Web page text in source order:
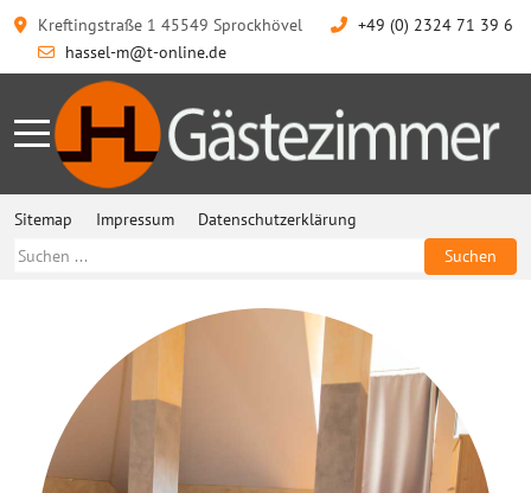
Kreftingstraße 1 45549 Sprockhövel
+49 (0) 2324 71 39 6
hassel-m@t-online.de
Sitemap Impressum
Datenschutzerklärung
Suchen